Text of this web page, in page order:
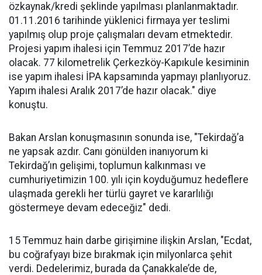
özkaynak/kredi şeklinde yapılması planlanmaktadır.
01.11.2016 tarihinde yüklenici firmaya yer teslimi
yapılmış olup proje çalışmaları devam etmektedir.
Projesi yapım ihalesi için Temmuz 2017’de hazır
olacak. 77 kilometrelik Çerkezköy-Kapıkule kesiminin
ise yapım ihalesi İPA kapsamında yapmayı planlıyoruz.
Yapım ihalesi Aralık 2017’de hazır olacak." diye
konuştu.
Bakan Arslan konuşmasının sonunda ise, "Tekirdağ’a
ne yapsak azdır. Canı gönülden inanıyorum ki
Tekirdağ’ın gelişimi, toplumun kalkınması ve
cumhuriyetimizin 100. yılı için koyduğumuz hedeflere
ulaşmada gerekli her türlü gayret ve kararlılığı
göstermeye devam edeceğiz" dedi.
15 Temmuz hain darbe girişimine ilişkin Arslan, "Ecdat,
bu coğrafyayı bize bırakmak için milyonlarca şehit
verdi. Dedelerimiz, burada da Çanakkale’de de,